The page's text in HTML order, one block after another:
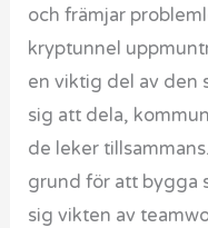
och främjar
kryptunnel
en viktig del av den
sig att dela,
de leker
grund för att bygga
sig vikten av